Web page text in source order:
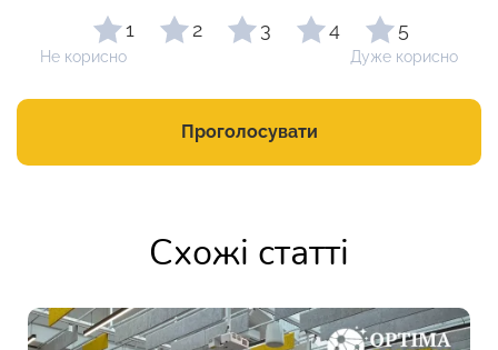
1 2 3 4 5
Не корисно Дуже корисно
Проголосувати
Схожі статті